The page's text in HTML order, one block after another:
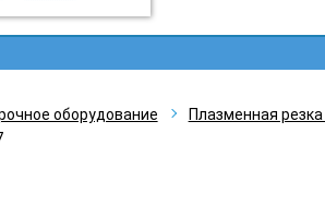
оборудование
Плазменная резка